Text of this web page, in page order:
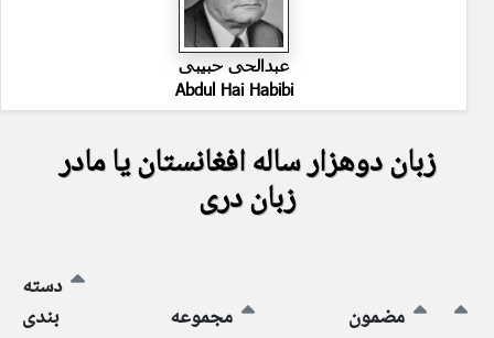
عبدالحی حبیبی
Abdul Hai Habibi
زبان دوهزار ساله افغانستان یا مادر
زبان دری
مضمون مجموعه
دسته
بندی